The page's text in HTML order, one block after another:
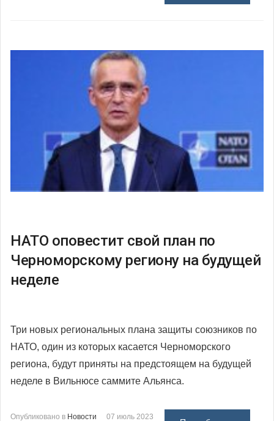
НАТО оповестит свой план по
Черноморскому региону на будущей
неделе
Три новых региональных плана защиты союзников по
НАТО, один из которых касается Черноморского
региона, будут приняты на предстоящем на будущей
неделе в Вильнюсе саммите Альянса.
Опубликовано в Новости 07 июль 2023